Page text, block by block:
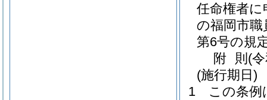
任命権者
の福岡市職
第6号の規
附 則 (
(施行期日)
1
この条例